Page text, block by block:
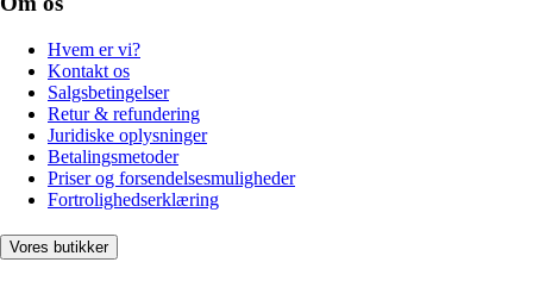
Hvem er vi?
Kontakt os
Salgsbetingelser
Retur & refundering
Juridiske oplysninger
Betalingsmetoder
Priser og forsendelsesmuligheder
Fortrolighedserklæring
Vores butikker